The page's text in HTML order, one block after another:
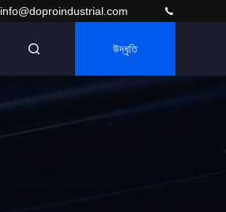
info@doproindustrial.com
উদ্ধৃতি